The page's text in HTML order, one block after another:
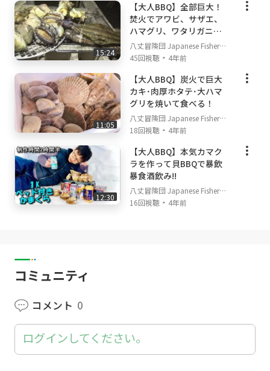
15:24
【大人BBQ】全部巨大！
焚火でアワビ、サザエ、
ハマグリ、ワタリガニを
焼いて食べる！
八丈冒険団 Japanese Fisherm
an's TV
45回視聴 ・ 4年前
11:05
【大人BBQ】炭火で巨大
カキ･肉厚ホタテ･大ハマ
グリを焼いて食べる！
八丈冒険団 Japanese Fisherm
an's TV
18回視聴 ・ 4年前
12:30
【大人BBQ】本気カマク
ラを作って貝BBQで暴飲
暴食酒飲み!!
八丈冒険団 Japanese Fisherm
an's TV
16回視聴 ・ 4年前
コミュニティ
コメント 0
ログインしてください。